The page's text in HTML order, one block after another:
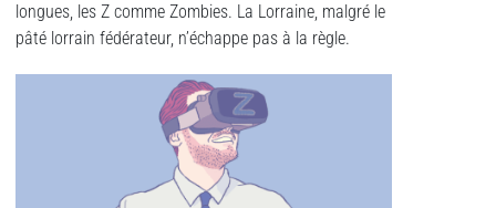
longues, les Z comme Zombies. La Lorraine, malgré le
pâté lorrain fédérateur, n’échappe pas à la règle.